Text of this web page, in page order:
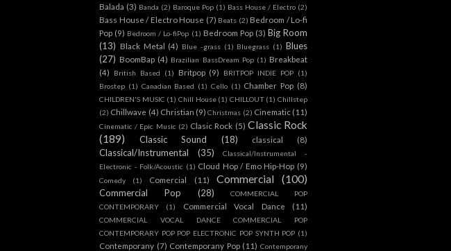
Balada (3) Banda (2) Baroque Pop (1) Bass House / Electro (2)
Bass House / Electro House (7) Beats (2) Bedroom / Lo-fi
Pop (9) Bedroom / Lo-fiPop (1) Bedroom Pop (3) Big Room
(13) Black Metal (4) Blue -grass (1) Bluegrass (1) Blues
(27) BoomBap (4) Brazilian BassDream Pop (1) Breakbeat
(4)
British Based (1) Britpop (9) BRITPOP INDIE POP (1)
Brostep (1) Canadian Based (1) Cello (1) Chamber Pop (8)
CHILDREN'S MUSIC (1) Chill House (1) CHILLOUT (1) Chillstep
(2) Chillwave (4) Christian (9) Christmas (2) Cinematic (11)
Cinematic / Epic Music (2) Clasic Rock (5) Classic Rock
(189)
Classic Sound (18) classical (8)
Classical/Instrumental (35)
Classical/Instrumental -
Electronic - Folk/Acoustic (1) Cloud Hop / Emo Hip-Hop (9)
Comedy (1) Comercial (11) Commercial (100)
Commercial Pop (28)
COMMERCIAL POP
CONTEMPORARY
(1) Commercial Vocal Dance (11)
COMMERCIAL VOCAL DANCE COMMERCIAL POP
CONTEMPORARY POP POP ELECTRONIC POP SYNTH POP (1)
Contemporany (7) Contemporany Pop (11) Contemporany